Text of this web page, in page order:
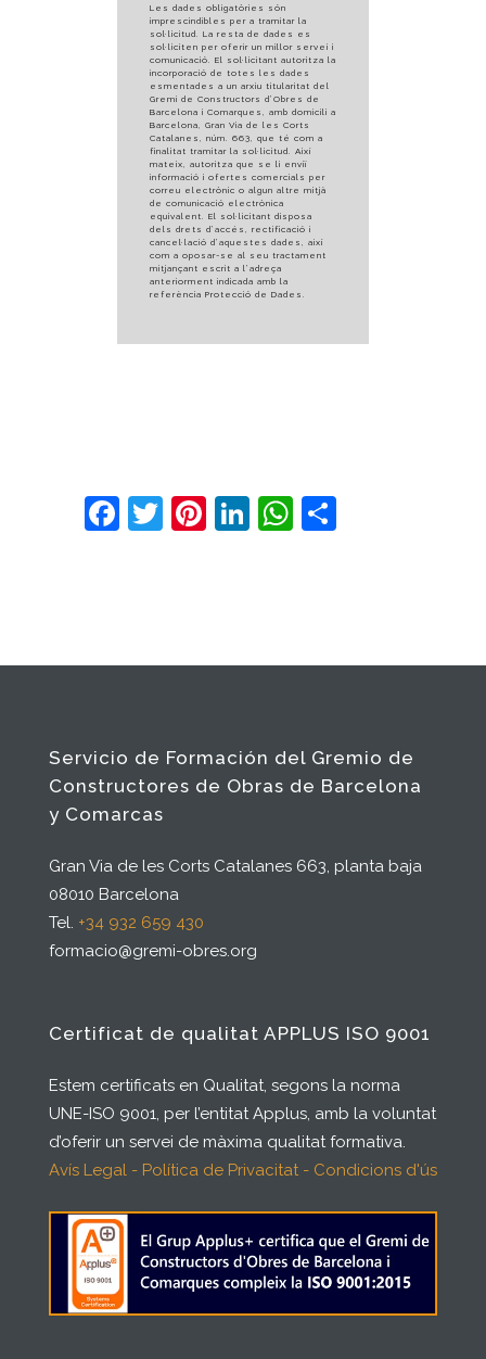
Les dades obligatòries són
imprescindibles per a tramitar la
sol·licitud. La resta de dades es
sol·liciten per oferir un millor servei i
comunicació. El sol·licitant autoritza la
incorporació de totes les dades
esmentades a un arxiu titularitat del
Gremi de Constructors d’Obres de
Barcelona i Comarques, amb domicili a
Barcelona, Gran Via de les Corts
Catalanes, núm. 663, que té com a
finalitat tramitar la sol·licitud. Així
mateix, autoritza que se li enviï
informació i ofertes comercials per
correu electrònic o algun altre mitjà
de comunicació electrònica
equivalent. El sol·licitant disposa
dels drets d’accés, rectificació i
cancel·lació d’aquestes dades, així
com a oposar-se al seu tractament
mitjançant escrit a l’adreça
anteriorment indicada amb la
referència Protecció de Dades.
Facebook
Twitter
Pinterest
LinkedIn
WhatsApp
Servicio de Formación del Gremio de
Constructores de Obras de Barcelona
y Comarcas
Gran Via de les Corts Catalanes 663, planta baja
08010 Barcelona
Tel. +34 932 659 430
formacio@gremi-obres.org
Certificat de qualitat APPLUS ISO 9001
Estem certificats en Qualitat, segons la norma
UNE-ISO 9001, per l’entitat Applus, amb la voluntat
d’oferir un servei de màxima qualitat formativa.
Avís Legal - Política de Privacitat - Condicions d'ús